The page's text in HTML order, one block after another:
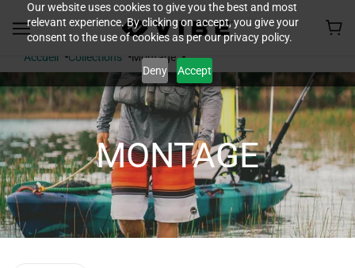
Our website uses cookies to give you the best and most
relevant experience. By clicking on accept, you give your
consent to the use of cookies as per our privacy policy.
Deny Accept
Accueil Collections Montage
MONTAGE